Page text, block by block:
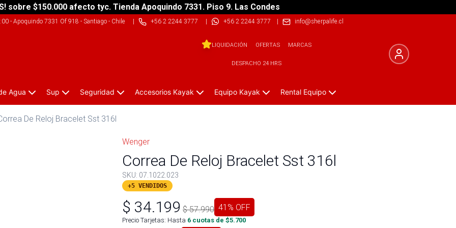
sobre $150.000 afecto tyc. Tienda Apoquindo 7331. Piso 9. Las Condes
- Apoquindo 7331 Of 918 - Santiago - Chile| +56 2 2244 3777 | +56 2 2244 3777 | info@sherpalife.cl
LIQUIDACIÓN OFERTAS MARCAS
DESPACHO 24 HRS
Agua Sup Seguridad Accesorios Kayak Equipo Kayak Rental Equipo
De Reloj Bracelet Sst 316l
Wenger
Correa De Reloj Bracelet Sst 316l
SKU: 07.1022.023
+5 VENDIDOS
$ 34.199 $57.990 41 % OFF
Precio Tarjetas: Hasta 6 cuotas de $5.700